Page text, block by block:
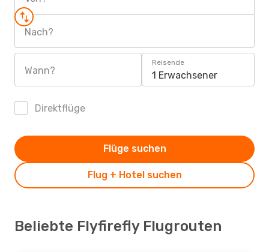
Nach?
Wann?
Reisende
1 Erwachsener
Direktflüge
Flug + Hotel suchen
Flüge suchen
Beliebte Flyfirefly Flugrouten